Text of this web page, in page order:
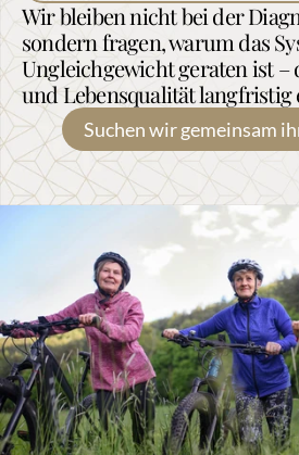
Wir bleiben nicht bei der
sondern fragen, warum das
Ungleichgewicht geraten ist –
und Lebensqualität langfristig
Suchen wir gemeinsam